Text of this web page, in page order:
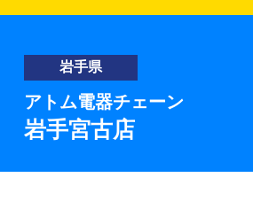
岩手県
アトム電器チェーン
岩手宮古店